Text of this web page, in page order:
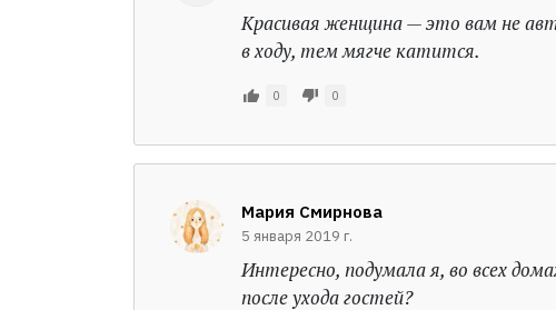
Красивая женщина — это вам не
в ходу, тем мягче катится.
0 0
Мария Смирнова
5 января 2019 г.
Интересно, подумала я, во всех
после ухода гостей?